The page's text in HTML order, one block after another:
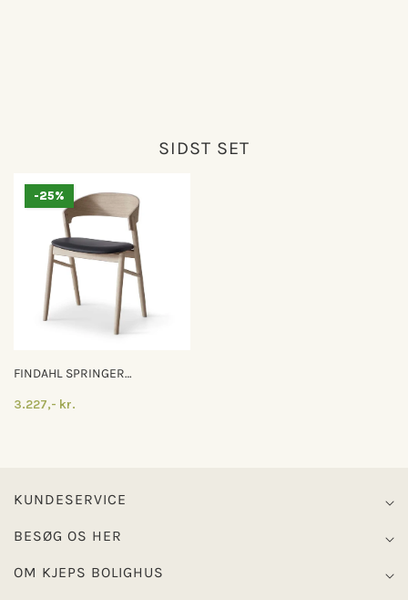
SIDST SET
-25%
FINDAHL SPRINGER
3.227,- kr.
KUNDESERVICE
BESØG OS HER
OM KJEPS BOLIGHUS